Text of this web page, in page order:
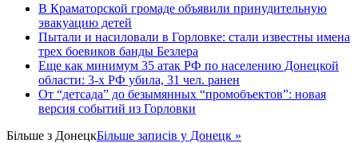
В Краматорской громаде объявили принудительную
эвакуацию детей
Пытали и насиловали в Горловке: стали известны имена
трех боевиков банды Безлера
Еще как минимум 35 атак РФ по населению Донецкой
области: 3-х РФ убила, 31 чел. ранен
От “детсада” до безымянных “промобъектов”: новая
версия событий из Горловки
Більше з ДонецкБільше записів у Донецк »